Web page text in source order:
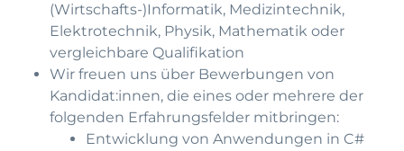
(Wirtschafts-)Informatik, Medizintechnik,
Elektrotechnik, Physik, Mathematik oder
vergleichbare Qualifikation
Wir freuen uns über Bewerbungen von
Kandidat:innen, die eines oder mehrere der
folgenden Erfahrungsfelder mitbringen:
Entwicklung von Anwendungen in C#